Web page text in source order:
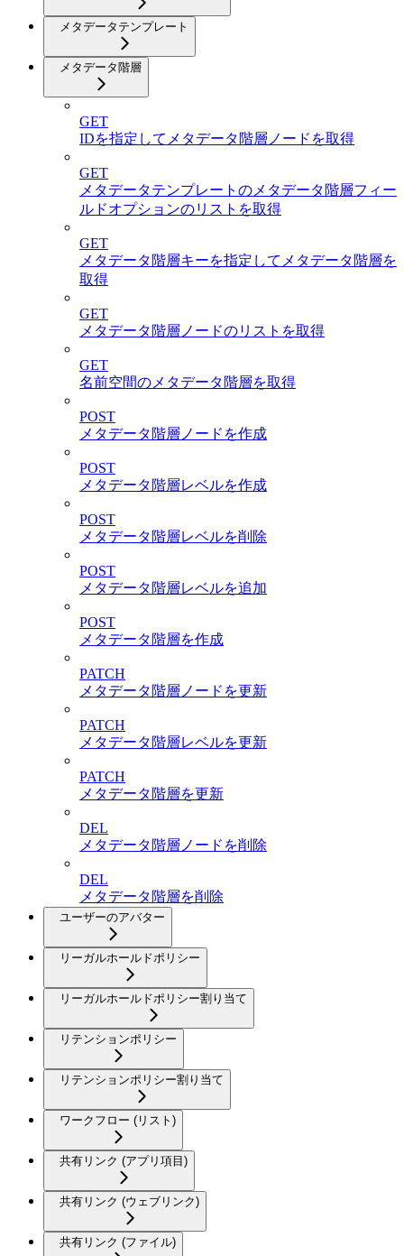
メタデータテンプレート
メタデータ階層
GET
IDを指定してメタデータ階層ノードを取得
GET
メタデータテンプレートのメタデータ階層フィー
ルドオプションのリストを取得
GET
メタデータ階層キーを指定してメタデータ階層を
取得
GET
メタデータ階層ノードのリストを取得
GET
名前空間のメタデータ階層を取得
POST
メタデータ階層ノードを作成
POST
メタデータ階層レベルを作成
POST
メタデータ階層レベルを削除
POST
メタデータ階層レベルを追加
POST
メタデータ階層を作成
PATCH
メタデータ階層ノードを更新
PATCH
メタデータ階層レベルを更新
PATCH
メタデータ階層を更新
DEL
メタデータ階層ノードを削除
DEL
メタデータ階層を削除
ユーザーのアバター
リーガルホールドポリシー
リーガルホールドポリシー割り当て
リテンションポリシー
リテンションポリシー割り当て
ワークフロー (リスト)
共有リンク (アプリ項目)
共有リンク (ウェブリンク)
共有リンク (ファイル)